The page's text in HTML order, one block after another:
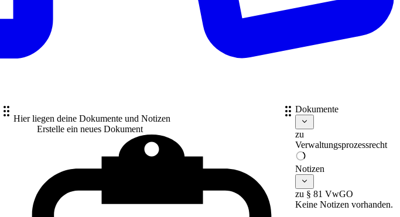
Hier liegen deine Dokumente und Notizen
Erstelle ein neues Dokument
Dokumente
zu
Verwaltungsprozessrecht
Notizen
zu § 81 VwGO
Keine Notizen vorhanden.